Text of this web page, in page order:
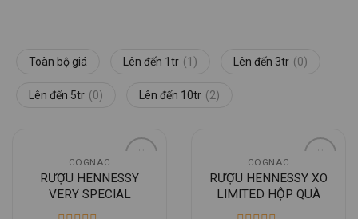
Toàn bộ giá Lên đến 1tr (1) Lên đến 3tr (0)
Lên đến 5tr (0) Lên đến 10tr (2)
COGNAC
RƯỢU HENNESSY
VERY SPECIAL
COGNAC
RƯỢU HENNESSY XO
LIMITED HỘP QUÀ